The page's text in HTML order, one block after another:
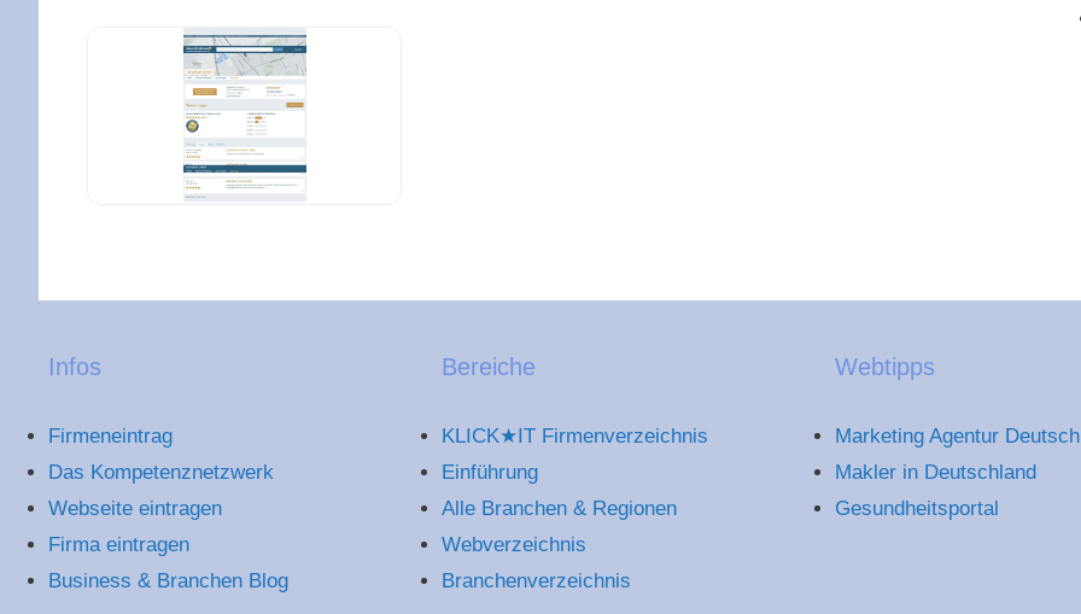
Infos
Firmeneintrag
Das Kompetenznetzwerk
Webseite eintragen
Firma eintragen
Business & Branchen Blog
Bereiche
KLICK★IT Firmenverzeichnis
Einführung
Alle Branchen & Regionen
Webverzeichnis
Branchenverzeichnis
Webtipps
Marketing Agentur
Makler in Deutschland
Gesundheitsportal